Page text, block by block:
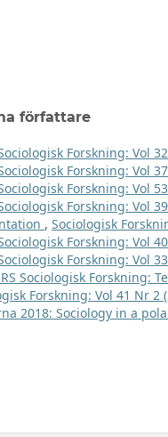
författare
Forskning: Vol
Forskning: Vol
Forskning: Vol
Forskning: Vol
, Sociologisk
Forskning: Vol
Forskning: Vol
Sociologisk Forskning:
Forskning: Vol 41 Nr 2
2018: Sociology in a